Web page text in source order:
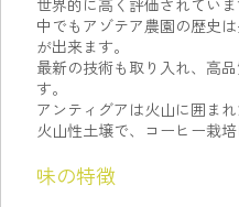
中でもアゾテア農園の歴史
が出来ます。
最新の技術も取り入れ、高
す。
アンティグアは火山に囲ま
火山性土壌で、コーヒー栽培
味の特徴